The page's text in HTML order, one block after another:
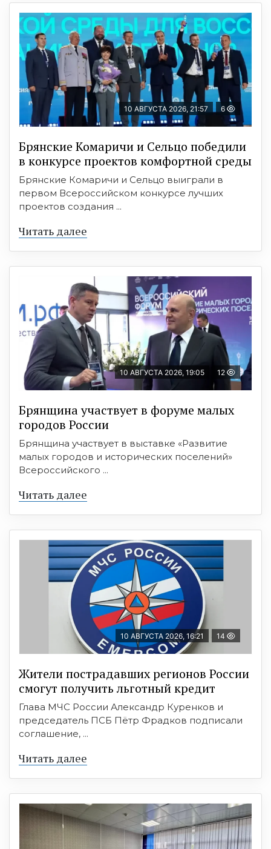
10 АВГУСТА 2026, 21:57 6
Брянские Комаричи и Сельцо победили
в конкурсе проектов комфортной среды
Брянские Комаричи и Сельцо выиграли в
первом Всероссийском конкурсе лучших
проектов создания ...
Читать далее
10 АВГУСТА 2026, 19:05 12
Брянщина участвует в форуме малых
городов России
Брянщина участвует в выставке «Развитие
малых городов и исторических поселений»
Всероссийского ...
Читать далее
10 АВГУСТА 2026, 16:21 14
Жители пострадавших регионов России
смогут получить льготный кредит
Глава МЧС России Александр Куренков и
председатель ПСБ Пётр Фрадков подписали
соглашение, ...
Читать далее